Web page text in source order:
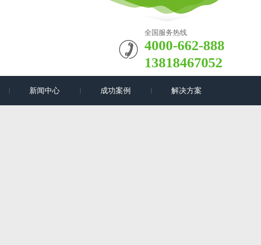
全国服务热线
4000-662-888
13818467052
新闻中心 成功案例 解决方案